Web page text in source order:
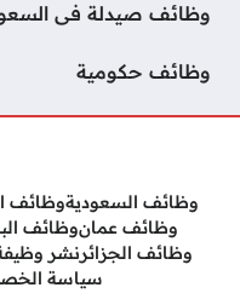
وظائف صيدلة فى
وظائف حكومية
وظائف السعوديةوظائف
وظائف عمانوظائف
وظائف الجزائرنشر
سياسة